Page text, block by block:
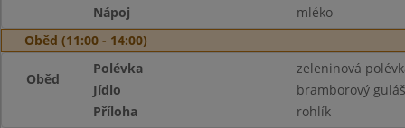
Nápoj
mléko
Oběd (11:00 - 14:00)
Oběd
Polévka
zeleninová
Jídlo
bramborový guláš
Příloha
rohlík